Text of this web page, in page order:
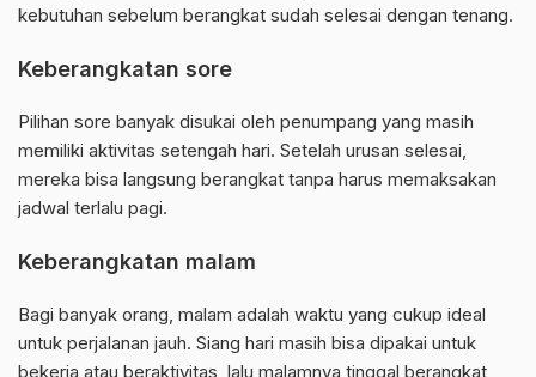
kebutuhan sebelum berangkat sudah selesai dengan tenang.
Keberangkatan sore
Pilihan sore banyak disukai oleh penumpang yang masih
memiliki aktivitas setengah hari. Setelah urusan selesai,
mereka bisa langsung berangkat tanpa harus memaksakan
jadwal terlalu pagi.
Keberangkatan malam
Bagi banyak orang, malam adalah waktu yang cukup ideal
untuk perjalanan jauh. Siang hari masih bisa dipakai untuk
bekerja atau beraktivitas, lalu malamnya tinggal berangkat